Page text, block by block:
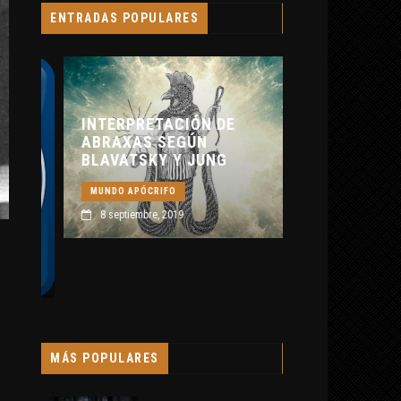
ENTRADAS POPULARES
INTERPRETACIÓN DE
ABRAXAS SEGÚN
BLAVATSKY Y JUNG
MUNDO APÓCRIFO
8 septiembre, 2019
MÁS POPULARES